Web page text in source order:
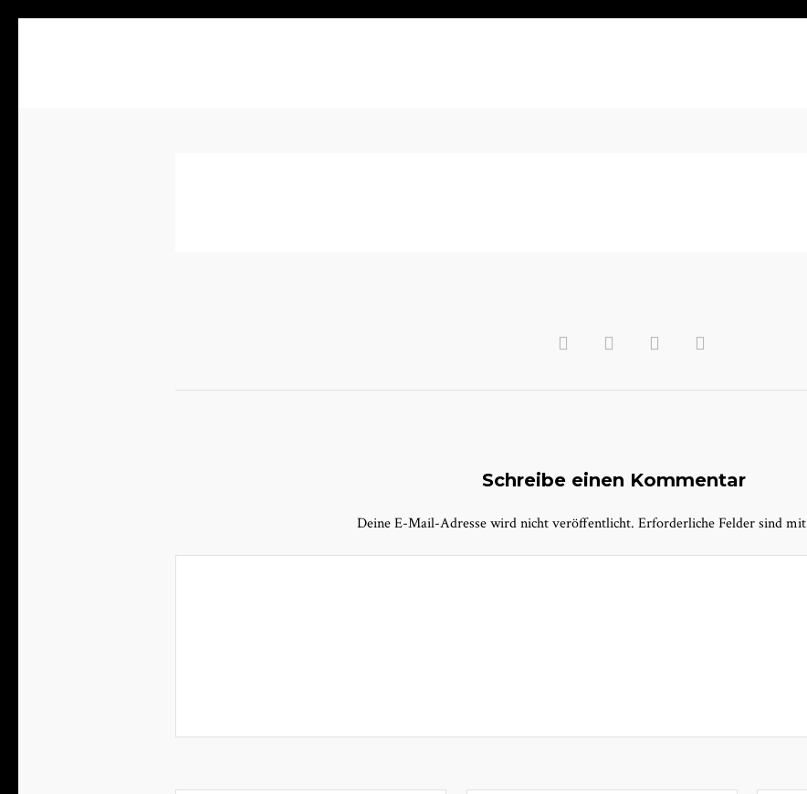
Schreibe einen Kommentar
Deine E-Mail-Adresse wird nicht veröffentlicht. Erforderliche Felder sind mit